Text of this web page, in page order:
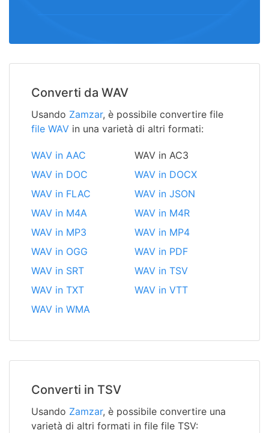
Converti da WAV
Usando Zamzar, è possibile convertire file
file WAV in una varietà di altri formati:
WAV in AAC
WAV in AC3
WAV in DOC
WAV in DOCX
WAV in FLAC
WAV in JSON
WAV in M4A
WAV in M4R
WAV in MP3
WAV in MP4
WAV in OGG
WAV in PDF
WAV in SRT
WAV in TSV
WAV in TXT
WAV in VTT
WAV in WMA
Converti in TSV
Usando Zamzar, è possibile convertire una
varietà di altri formati in file file TSV: